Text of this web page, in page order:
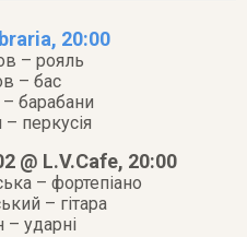
20:00
– рояль
– бас
барабани
перкусія
@ L.V.Cafe, 20:00
– фортепіано
– гітара
ударні